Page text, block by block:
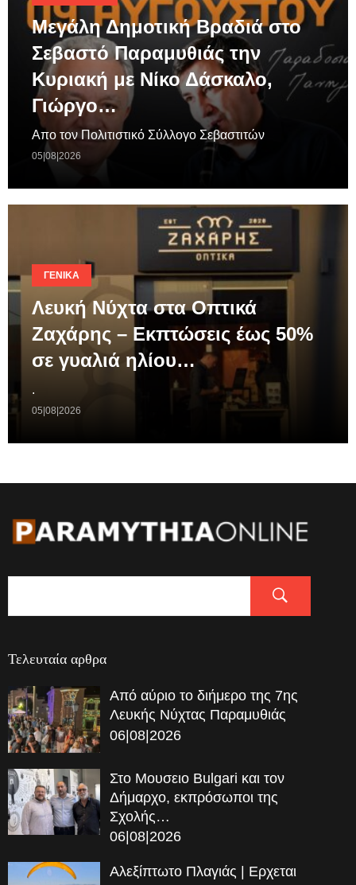
Μεγάλη Δημοτική Βραδιά στο
Σεβαστό Παραμυθιάς την
Κυριακή με Νίκο Δάσκαλο,
Γιώργο…
Απο τον Πολιτιστικό Σύλλογο Σεβαστιτών
05|08|2026
ΓΕΝΙΚΆ
Λευκή Νύχτα στα Οπτικά
Ζαχάρης – Εκπτώσεις έως 50%
σε γυαλιά ηλίου…
.
05|08|2026
Τελευταία αρθρα
Από αύριο το διήμερο της 7ης
Λευκής Νύχτας Παραμυθιάς
06|08|2026
Στο Μουσειο Bulgari και τον
Δήμαρχο, εκπρόσωποι της
Σχολής…
06|08|2026
Αλεξίπτωτο Πλαγιάς | Ερχεται